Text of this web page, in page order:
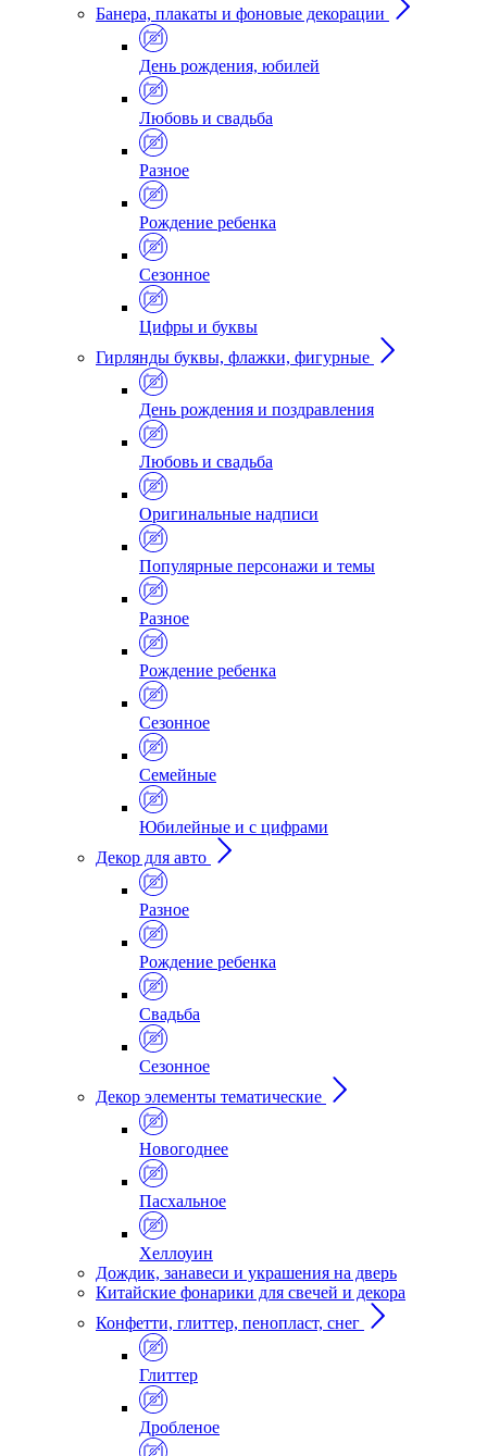
Банера, плакаты и фоновые декорации
День рождения, юбилей
Любовь и свадьба
Разное
Рождение ребенка
Сезонное
Цифры и буквы
Гирлянды буквы, флажки, фигурные
День рождения и поздравления
Любовь и свадьба
Оригинальные надписи
Популярные персонажи и темы
Разное
Рождение ребенка
Сезонное
Семейные
Юбилейные и с цифрами
Декор для авто
Разное
Рождение ребенка
Свадьба
Сезонное
Декор элементы тематические
Новогоднее
Пасхальное
Хеллоуин
Дождик, занавеси и украшения на дверь
Китайские фонарики для свечей и декора
Конфетти, глиттер, пенопласт, снег
Глиттер
Дробленое